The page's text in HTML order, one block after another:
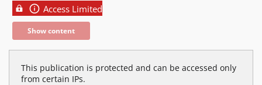
Access Limited
Show content
This publication is protected and can be accessed only
from certain IPs.